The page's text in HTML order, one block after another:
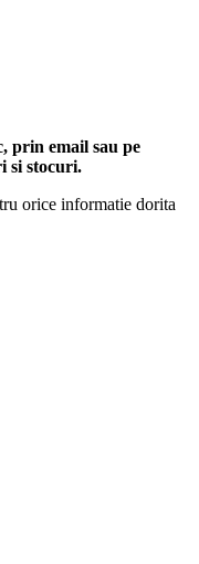
prin email sau pe
si stocuri.
orice informatie dorita